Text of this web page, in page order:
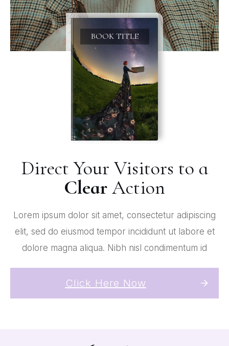
BOOK TITLE
Direct Your Visitors to a
ClearAction
Lorem ipsum dolor sit amet, consectetur adipiscing
elit, sed do eiusmod tempor incididunt ut labore et
dolore magna aliqua. Nibh nisl condimentum id
Click Here Now